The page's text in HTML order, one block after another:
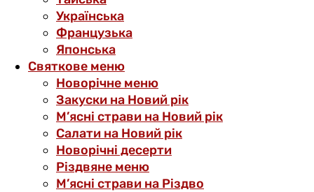
Українська
Французька
Японська
Святкове меню
Новорічне меню
Закуски на Новий рік
М’ясні страви на Новий рік
Салати на Новий рік
Новорічні десерти
Різдвяне меню
М’ясні страви на Різдво